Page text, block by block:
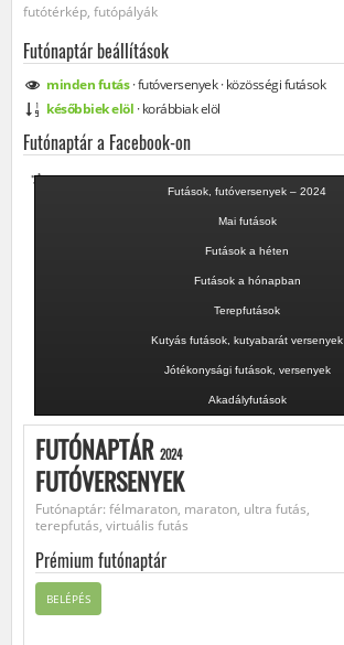
futótérkép, futópályák
Futónaptár beállítások
mindenfutás·futóversenyek·közösségifutások
későbbiek elöl ·korábbiak elöl
Futónaptár a Facebook-on
Futások, futóversenyek – 2024
Mai futások
Futások a héten
Futások a hónapban
Terepfutások
Kutyás futások, kutyabarát versenyek
Jótékonysági futások, versenyek
Akadályfutások
FUTÓNAPTÁR 2024
FUTÓVERSENYEK
Futónaptár: félmaraton, maraton, ultra futás,
terepfutás, virtuális futás
Prémium futónaptár
BELÉPÉS